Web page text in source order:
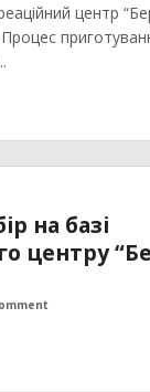
центр
на базі
центру